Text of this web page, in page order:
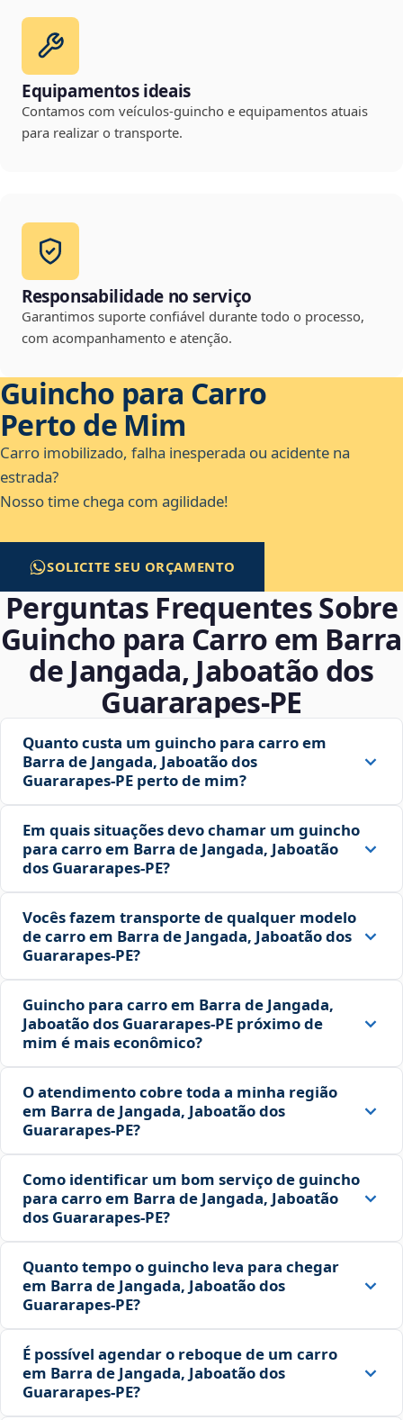
Equipamentos ideais
Contamos com veículos-guincho e equipamentos atuais
para realizar o transporte.
Responsabilidade no serviço
Garantimos suporte confiável durante todo o processo,
com acompanhamento e atenção.
Guincho para Carro
Perto de Mim
Carro imobilizado, falha inesperada ou acidente na
estrada?
Nosso time chega com agilidade!
SOLICITE SEU ORÇAMENTO
Perguntas Frequentes Sobre
Guincho para Carro em Barra
de Jangada, Jaboatão dos
Guararapes‑PE
Quanto custa um guincho para carro em
Barra de Jangada, Jaboatão dos
Guararapes‑PE perto de mim?
Em quais situações devo chamar um guincho
para carro em Barra de Jangada, Jaboatão
dos Guararapes‑PE?
Vocês fazem transporte de qualquer modelo
de carro em Barra de Jangada, Jaboatão dos
Guararapes‑PE?
Guincho para carro em Barra de Jangada,
Jaboatão dos Guararapes‑PE próximo de
mim é mais econômico?
O atendimento cobre toda a minha região
em Barra de Jangada, Jaboatão dos
Guararapes‑PE?
Como identificar um bom serviço de guincho
para carro em Barra de Jangada, Jaboatão
dos Guararapes‑PE?
Quanto tempo o guincho leva para chegar
em Barra de Jangada, Jaboatão dos
Guararapes‑PE?
É possível agendar o reboque de um carro
em Barra de Jangada, Jaboatão dos
Guararapes‑PE?